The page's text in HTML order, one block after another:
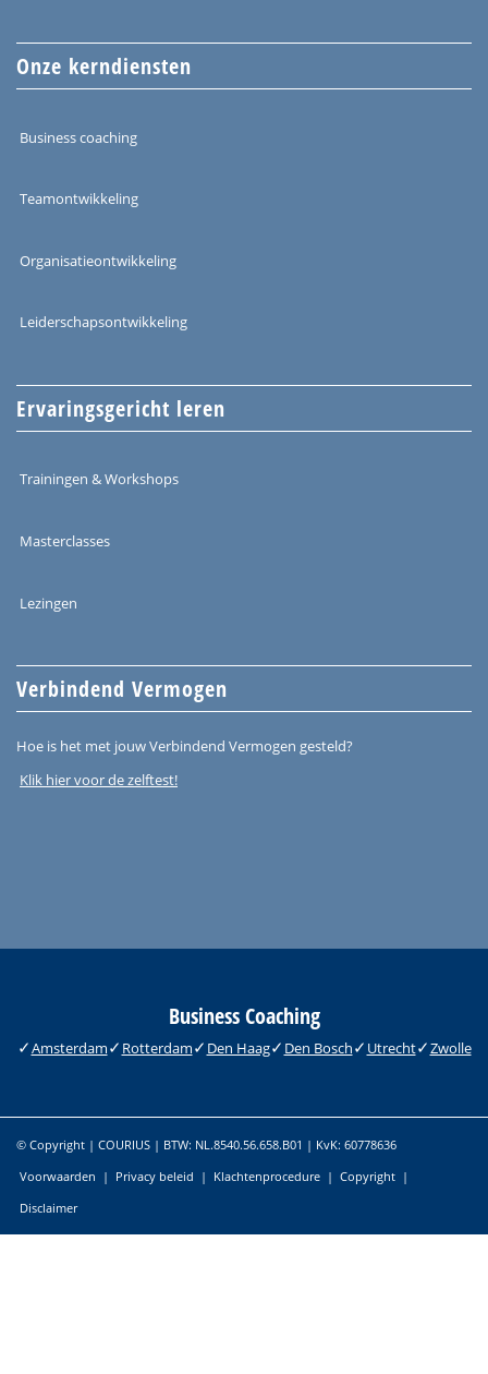
Onze kerndiensten
Business coaching
Teamontwikkeling
Organisatieontwikkeling
Leiderschapsontwikkeling
Ervaringsgericht leren
Trainingen & Workshops
Masterclasses
Lezingen
Verbindend Vermogen
Hoe is het met jouw Verbindend Vermogen gesteld?
Klik hier voor de zelftest!
Business Coaching
Amsterdam Rotterdam Den Haag Den Bosch Utrecht Zwolle
© Copyright | COURIUS | BTW: NL.8540.56.658.B01 | KvK: 60778636
Voorwaarden | Privacy beleid | Klachtenprocedure | Copyright |
Disclaimer